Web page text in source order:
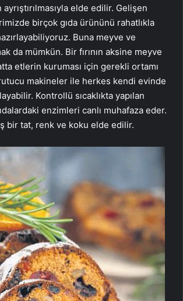
elde edilir. Gelişen
birçok gıda ürününü rahatlıkla
Buna meyve ve
da mümkün. Bir fırının aksine meyve
etlerin kuruması için gerekli ortamı
makineler ile herkes kendi evinde
Kontrollü sıcaklıkta yapılan
enzimleri canlı muhafaza eder.
bir tat, renk ve koku elde edilir.